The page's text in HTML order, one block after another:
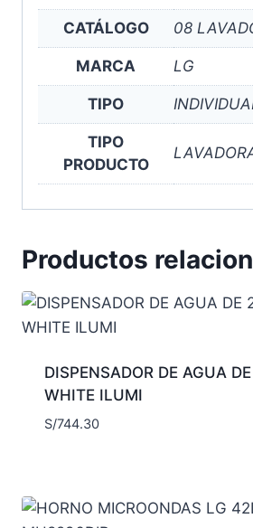
CATÁLOGO 08
MARCA LG
TIPO
TIPO
PRODUCTO
Productos
DISPENSADOR DE AGUA
WHITE ILUMI
S/744.30